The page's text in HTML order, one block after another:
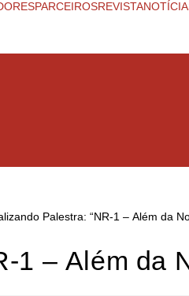
PARCEIROSREVISTA
1 – Além da